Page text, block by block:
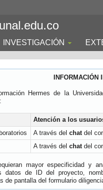
INVESTIGACIÓN
INFORMACIÓN
Hermes de la
Atención a los
A través del chatdel
A través del chatdel
mayor especificidad y
datos de ID del proyecto,
de pantalla del formulario